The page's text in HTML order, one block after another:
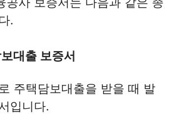
.
대출 보증서
주택담보대출을 받을 때 발
입니다.